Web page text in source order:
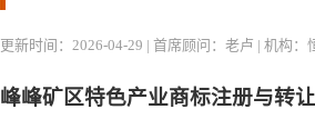
更新时间：2026-04-29 | 首席顾问：老卢 | 机构：
峰峰矿区特色产业商标注册与转